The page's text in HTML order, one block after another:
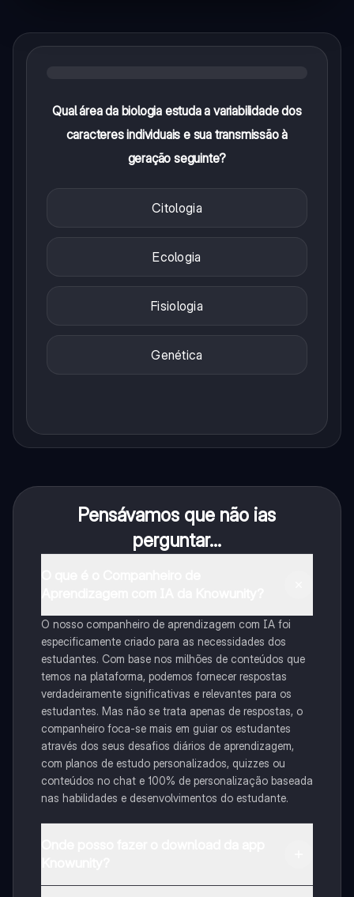
Qual área da biologia estuda a variabilidade dos
caracteres individuais e sua transmissão à
geração seguinte?
Citologia
Ecologia
Fisiologia
Genética
Pensávamos que não ias
perguntar...
O nosso companheiro de aprendizagem com IA foi
especificamente criado para as necessidades dos
estudantes. Com base nos milhões de conteúdos que
temos na plataforma, podemos fornecer respostas
verdadeiramente significativas e relevantes para os
estudantes. Mas não se trata apenas de respostas, o
companheiro foca-se mais em guiar os estudantes
através dos seus desafios diários de aprendizagem,
com planos de estudo personalizados, quizzes ou
conteúdos no chat e 100% de personalização baseada
nas habilidades e desenvolvimentos do estudante.